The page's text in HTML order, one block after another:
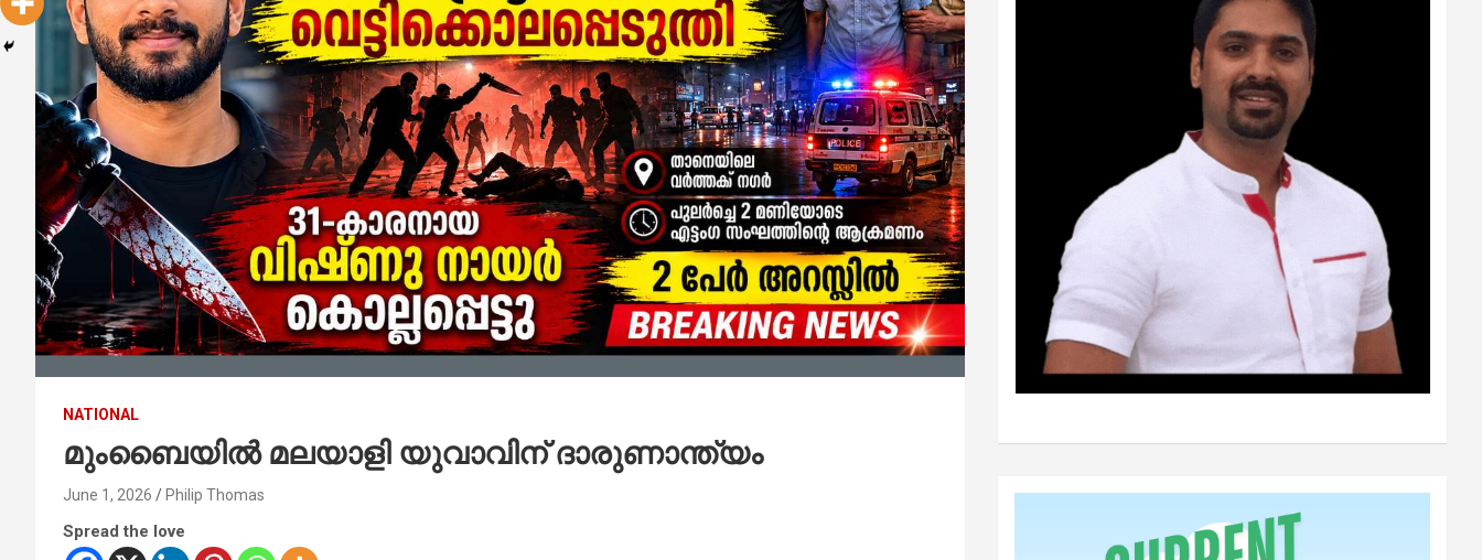
NATIONAL
മുംബൈയിൽ മലയാളി യുവാവിന് ദാരുണാന്ത്യം
June 1, 2026 Philip Thomas
Spread the love